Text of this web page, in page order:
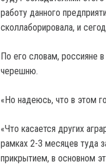
работу данного
сколлаборировала, и
По его словам, россияне
черешню.
«Но надеюсь, что в этом
«Что касается других
рамках 2-3 месяцев туда
прикрытием, в основном